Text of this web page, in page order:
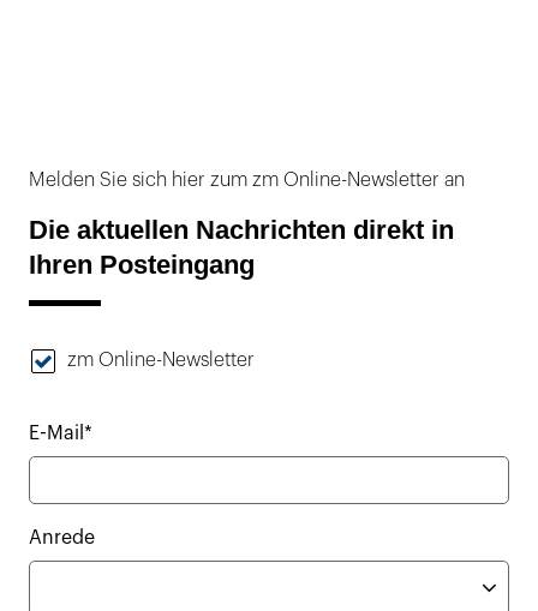
Melden Sie sich hier zum zm Online-Newsletter an
Die aktuellen Nachrichten direkt in
Ihren Posteingang
zm Online-Newsletter
E-Mail*
Anrede